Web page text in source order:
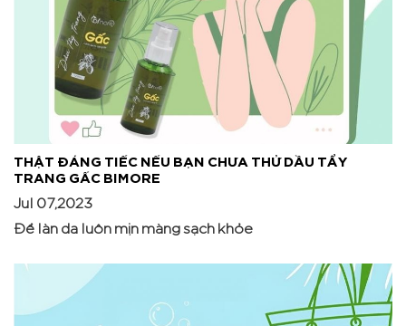
THẬT ĐÁNG TIẾC NẾU BẠN CHƯA THỬ DẦU TẨY
TRANG GẤC BIMORE
Jul 07,2023
Để làn da luôn mịn màng sạch khỏe